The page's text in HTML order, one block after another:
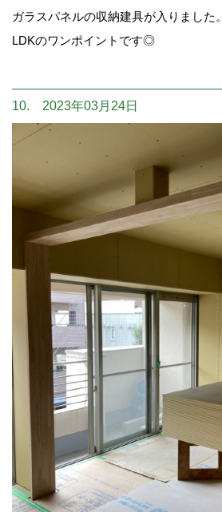
ガラスパネルの収納建具が入りました。
LDKのワンポイントです◎
10. 2023年03月24日